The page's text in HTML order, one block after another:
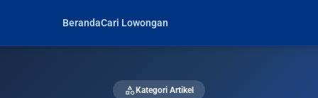
BerandaCari Lowongan
category Kategori Artikel